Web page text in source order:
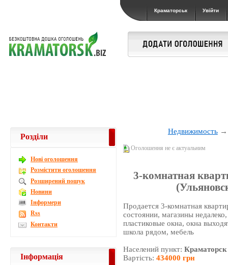
Краматорськ Увійти
Недвижимость
Оголошення не є актуальним
3-комнатная
Продается 3-комнатная
состоянии, магазины
пластиковые окна, окна
школа рядом, мебель
Населений пункт:Краматорск
Вартість:434000 грн
Розділи
Новi оголошення
Розмістити оголошення
Розширений пошук
Новини
Інформери
Rss
Контакти
Інформація